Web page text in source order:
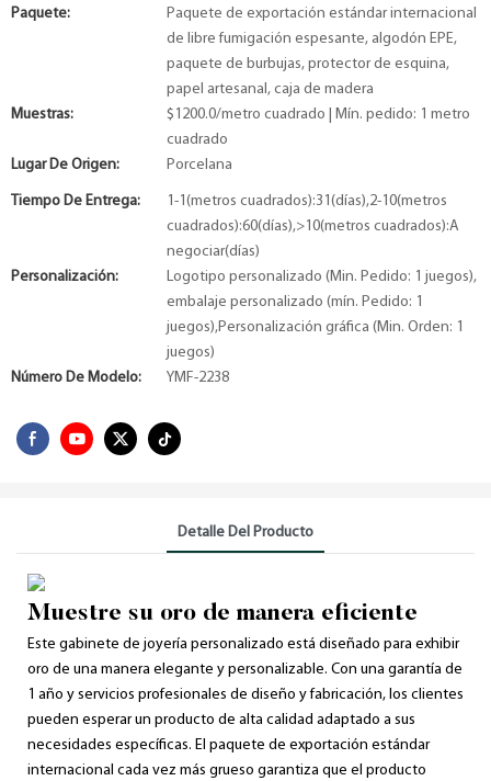
Paquete:
Paquete de exportación estándar internacional
de libre fumigación espesante, algodón EPE,
paquete de burbujas, protector de esquina,
papel artesanal, caja de madera
Muestras:
$1200.0/metro cuadrado | Mín. pedido: 1 metro
cuadrado
Lugar De Origen:
Porcelana
Tiempo De Entrega:
1-1(metros cuadrados):31(días),2-10(metros
cuadrados):60(días),>10(metros cuadrados):A
negociar(días)
Personalización:
Logotipo personalizado (Min. Pedido: 1 juegos),
embalaje personalizado (mín. Pedido: 1
juegos),Personalización gráfica (Min. Orden: 1
juegos)
Número De Modelo:
YMF-2238
Detalle Del Producto
Muestre su oro de manera eficiente
Este gabinete de joyería personalizado está diseñado para exhibir
oro de una manera elegante y personalizable. Con una garantía de
1 año y servicios profesionales de diseño y fabricación, los clientes
pueden esperar un producto de alta calidad adaptado a sus
necesidades específicas. El paquete de exportación estándar
internacional cada vez más grueso garantiza que el producto